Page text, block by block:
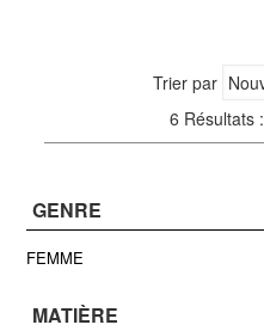
Trier par
6 Résultats :
GENRE
FEMME
MATIÈRE